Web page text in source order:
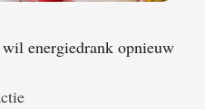
energiedrank opnieuw